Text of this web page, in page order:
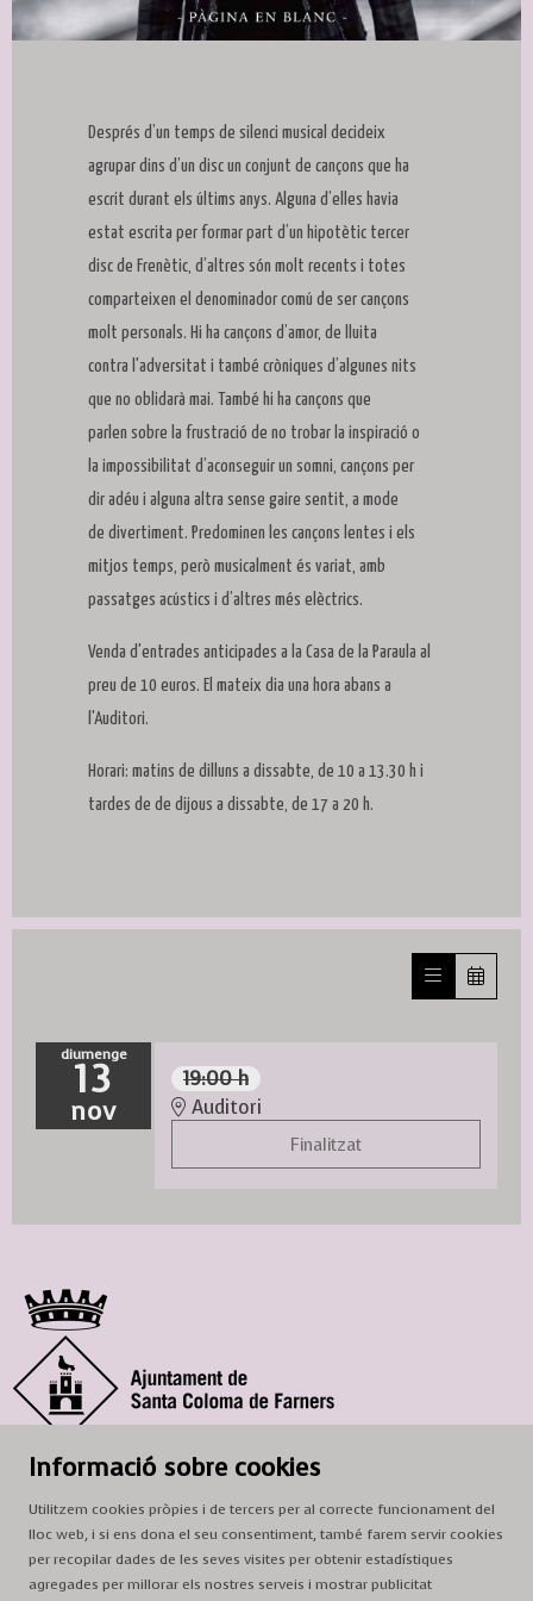
Després d’un temps de silenci musical decideix
agrupar dins d’un disc un conjunt de cançons que ha
escrit durant els últims anys. Alguna d’elles havia
estat escrita per formar part d’un hipotètic tercer
disc de Frenètic, d’altres són molt recents i totes
comparteixen el denominador comú de ser cançons
molt personals. Hi ha cançons d’amor, de lluita
contra l'adversitat i també cròniques d’algunes nits
que no oblidarà mai. També hi ha cançons que
parlen sobre la frustració de no trobar la inspiració o
la impossibilitat d’aconseguir un somni, cançons per
dir adéu i alguna altra sense gaire sentit, a mode
de divertiment. Predominen les cançons lentes i els
mitjos temps, però musicalment és variat, amb
passatges acústics i d’altres més elèctrics.
Venda d'entrades anticipades a la Casa de la Paraula al
preu de 10 euros. El mateix dia una hora abans a
l'Auditori.
Horari: matins de dilluns a dissabte, de 10 a 13.30 h i
tardes de de dijous a dissabte, de 17 a 20 h.
diumenge
13
nov
19:00 h
Auditori
Finalitzat
© Ajuntament de Santa Coloma de Farners
: de dilluns a dissabte, de 9 a 13 h.
Adreça: c. del Prat, 16, 17430 Santa Coloma de Farners
A/e:cultura@scf.cat
Informació sobre cookies
Utilitzem cookies pròpies i de tercers per al correcte funcionament del
lloc web, i si ens dona el seu consentiment, també farem servir cookies
per recopilar dades de les seves visites per obtenir estadístiques
agregades per millorar els nostres serveis i mostrar publicitat